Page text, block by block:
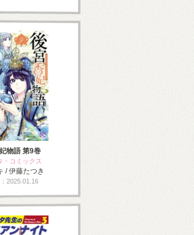
物語 第9巻
・コミックス
/ 伊藤たつき
2025.01.16